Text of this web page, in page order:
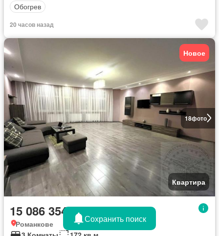
Обогрев
20 часов назад
18фото
Новое
Квартира
15 086 354 грн
Романкове
Сохранить поиск